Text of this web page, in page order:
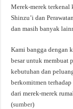
Merek-merek terkenal
Shinzu’i dan
dan masih banyak
Kami bangga dengan
besar untuk membuat
kebutuhan dan
berkomitmen
dari merek-merek
(sumber)